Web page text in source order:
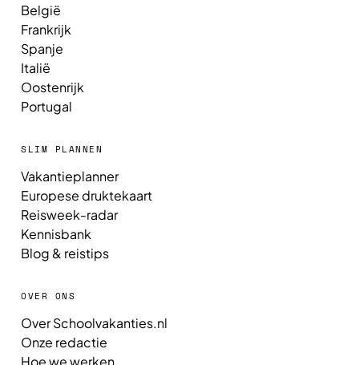
België
Frankrijk
Spanje
Italië
Oostenrijk
Portugal
SLIM PLANNEN
Vakantieplanner
Europese druktekaart
Reisweek-radar
Kennisbank
Blog & reistips
OVER ONS
Over Schoolvakanties.nl
Onze redactie
Hoe we werken